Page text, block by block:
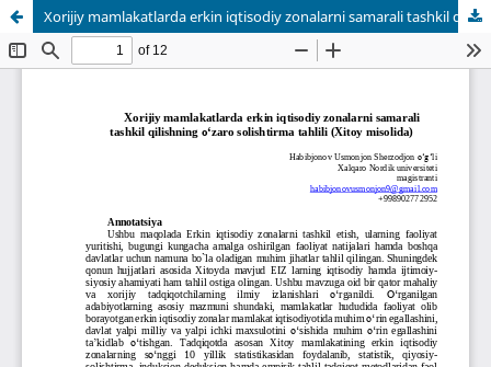
Xorijiy mamlakatlarda erkin iqtisodiy zonalarni samarali tashkil qilishning o‘zaro solishtirma tahlili (Xitoy misolida)